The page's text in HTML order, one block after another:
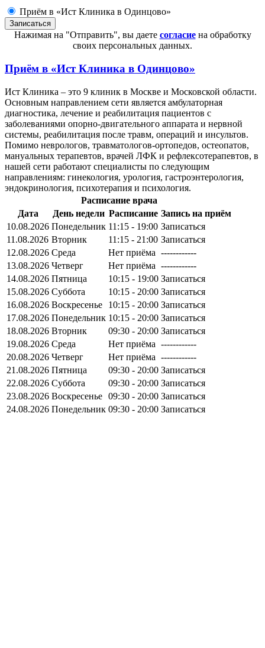
Приём в «Ист Клиника в Одинцово»
Нажимая на "Отправить", вы даете согласиена обработку
своих персональных данных.
Приём в «Ист Клиника в Одинцово»
Ист Клиника – это 9 клиник в Москве и Московской области.
Основным направлением сети является амбулаторная
диагностика, лечение и реабилитация пациентов с
заболеваниями опорно-двигательного аппарата и нервной
системы, реабилитация после травм, операций и инсультов.
Помимо неврологов, травматологов-ортопедов, остеопатов,
мануальных терапевтов, врачей ЛФК и рефлексотерапевтов, в
нашей сети работают специалисты по следующим
направлениям: гинекология, урология, гастроэнтерология,
эндокринология, психотерапия и психология.
Расписание врача
Дата
День недели Расписание Запись на приём
10.08.2026 Понедельник 11:15 - 19:00 Записаться
11.08.2026 Вторник 11:15 - 21:00 Записаться
12.08.2026 Среда Нет приёма ------------
13.08.2026 Четверг Нет приёма ------------
14.08.2026 Пятница 10:15 - 19:00 Записаться
15.08.2026 Суббота 10:15 - 20:00 Записаться
16.08.2026 Воскресенье 10:15 - 20:00 Записаться
17.08.2026 Понедельник 10:15 - 20:00 Записаться
18.08.2026 Вторник 09:30 - 20:00 Записаться
19.08.2026 Среда Нет приёма ------------
20.08.2026 Четверг Нет приёма ------------
21.08.2026 Пятница 09:30 - 20:00 Записаться
22.08.2026 Суббота 09:30 - 20:00 Записаться
23.08.2026 Воскресенье 09:30 - 20:00 Записаться
24.08.2026 Понедельник 09:30 - 20:00 Записаться